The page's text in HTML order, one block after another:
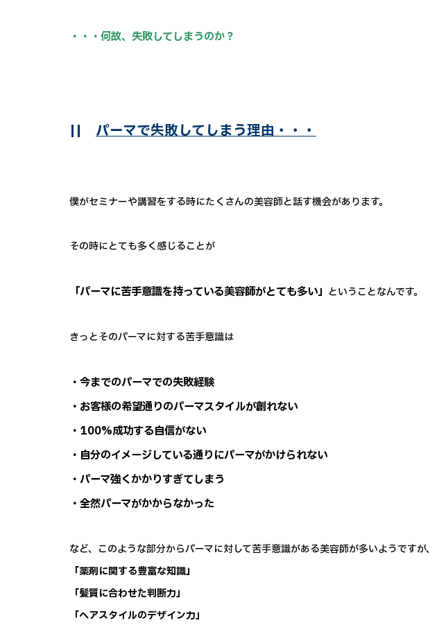
・・・何故、失敗してしまうのか？
|| パーマで失敗してしまう理由・・・
僕がセミナーや講習をする時にたくさんの美容師と話す機会があります。
その時にとても多く感じることが
「パーマに苦手意識を持っている美容師がとても多い」 ということなんです。
きっとそのパーマに対する苦手意識は
・今までのパーマでの失敗経験
・お客様の希望通りのパーマスタイルが創れない
・100%成功する自信がない
・自分のイメージしている通りにパーマがかけられない
・パーマ強くかかりすぎてしまう
・全然パーマがかからなかった
など、このような部分からパーマに対して苦手意識がある美容師が多いようですが、
「薬剤に関する豊富な知識」
「髪質に合わせた判断力」
「ヘアスタイルのデザイン力」